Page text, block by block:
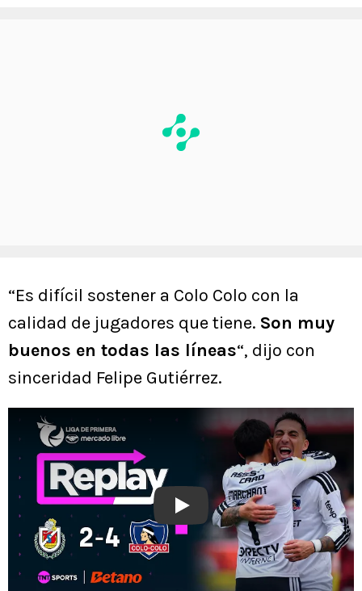
“Es difícil sostener a Colo Colo con la
calidad de jugadores que tiene. Son muy
buenos en todas las líneas“, dijo con
sinceridad Felipe Gutiérrez.
Play